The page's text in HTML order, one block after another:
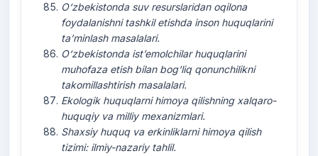
O‘zbekistonda suv resurslaridan oqilona
foydalanishni tashkil etishda inson huquqlarini
ta’minlash masalalari.
O‘zbekistonda ist’emolchilar huquqlarini
muhofaza etish bilan bog‘liq qonunchilikni
takomillashtirish masalalari.
Ekologik huquqlarni himoya qilishning xalqaro-
huquqiy va milliy mexanizmlari.
Shaxsiy huquq va erkinliklarni himoya qilish
tizimi: ilmiy-nazariy tahlil.